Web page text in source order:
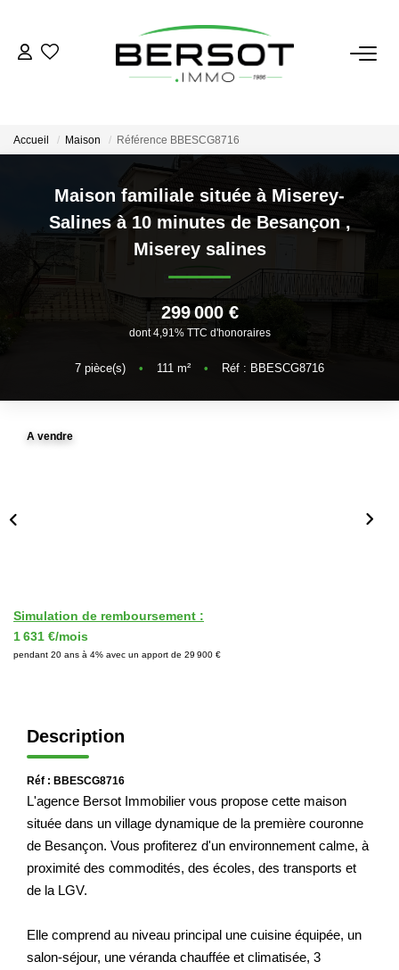
Acheter
Immobilier Professionnel
Estimer
Vendre
Investissement
Nos Outils
Nos Actualités
CONTACT
Accueil Maison Référence BBESCG8716
Maison familiale située à Miserey-
Salines à 10 minutes de Besançon,
Miserey salines
299 000 €
dont 4,91% TTC d'honoraires
7 pièce(s) • 111 m² • Réf : BBESCG8716
A vendre
Simulation de remboursement :
1 631 €/mois
pendant 20 ans à 4% avec un apport de 29 900 €
Description
Réf : BBESCG8716
L'agence Bersot Immobilier vous propose cette maison
située dans un village dynamique de la première couronne
de Besançon. Vous profiterez d'un environnement calme, à
proximité des commodités, des écoles, des transports et
de la LGV.
Elle comprend au niveau principal une cuisine équipée, un
salon-séjour, une véranda chauffée et climatisée, 3